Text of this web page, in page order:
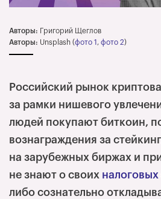
Авторы: Григорий Щеглов
Авторы: Unsplash (фото 1 , фото 2)
Российский рынок
за рамки нишевого
людей покупают биткоин,
вознаграждения за
на зарубежных биржах и
не знают о своих налоговых
либо сознательно